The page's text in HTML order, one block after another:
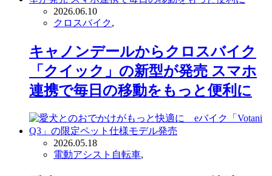
2026.06.10
クロスバイク,
キャノンデールからクロスバイク
「クイック」の新型が発売 スマホ
連携で毎日の移動をもっと便利に
2026.05.18
電動アシスト自転車,